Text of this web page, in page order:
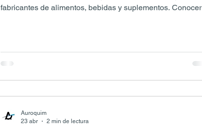
fabricantes de alimentos, bebidas y suplementos. Conocer
Auroquim
23 abr
2 min de lectura